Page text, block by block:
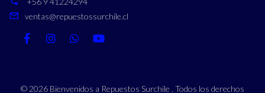
ventas@repuestossurchile.cl
© 2026 Bienvenidos a Repuestos Surchile . Todos los derechos